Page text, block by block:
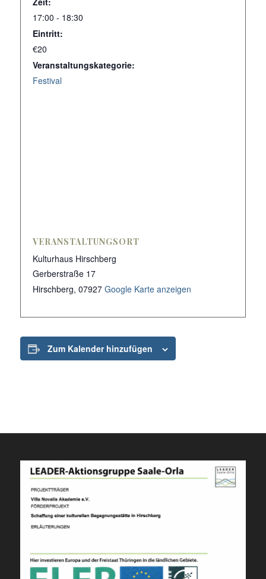
17:00 - 18:30
Eintritt:
€20
Veranstaltungskategorie:
Festival
VERANSTALTUNGSORT
Kulturhaus Hirschberg
Gerberstraße 17
Hirschberg, 07927 Google Karte anzeigen
Zum Kalender hinzufügen